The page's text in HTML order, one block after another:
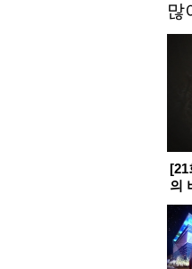
많
[21
의